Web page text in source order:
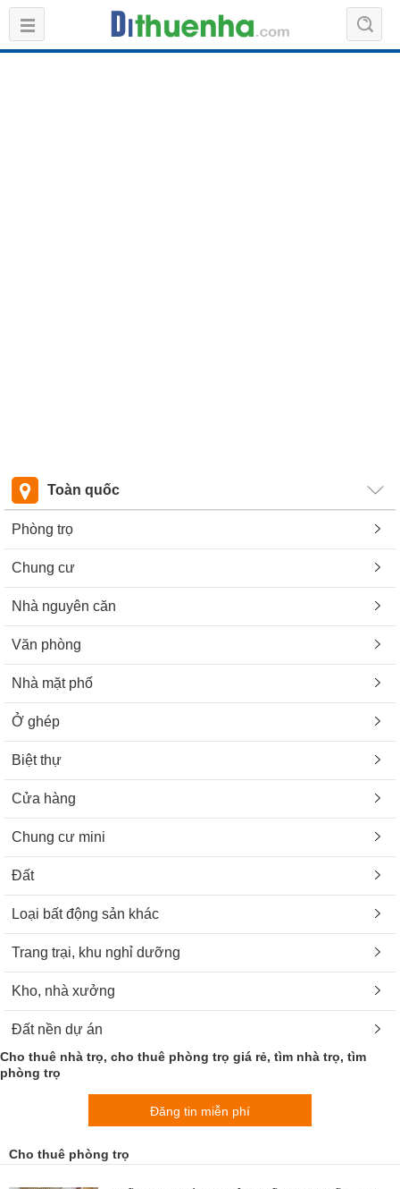
Toàn quốc
Phòng trọ
Chung cư
Nhà nguyên căn
Văn phòng
Nhà mặt phố
Ở ghép
Biệt thự
Cửa hàng
Chung cư mini
Đất
Loại bất động sản khác
Trang trại, khu nghỉ dưỡng
Kho, nhà xưởng
Đất nền dự án
Cho thuê nhà trọ, cho thuê phòng trọ giá rẻ, tìm nhà trọ, tìm
phòng trọ
Đăng tin miễn phí
Cho thuê phòng trọ